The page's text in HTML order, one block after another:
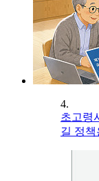
4.
초고령
길 정책